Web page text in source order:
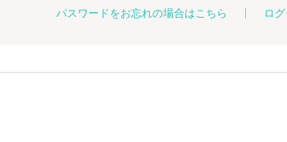
パスワードをお忘れの場合はこちら ロ